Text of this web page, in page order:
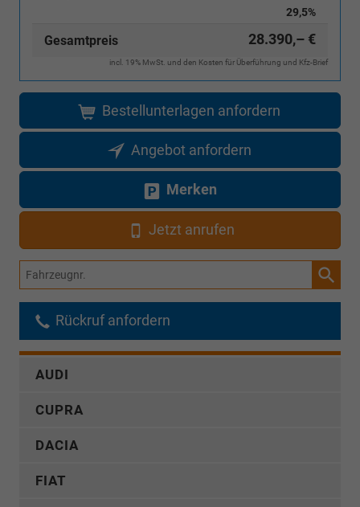
29,5%
Gesamtpreis 28.390,– €
incl. 19% MwSt. und den Kosten für Überführung und Kfz-Brief
Bestellunterlagen anfordern
Angebot anfordern
Merken
Jetzt anrufen
Fahrzeugnr.
Rückruf anfordern
AUDI
CUPRA
DACIA
FIAT